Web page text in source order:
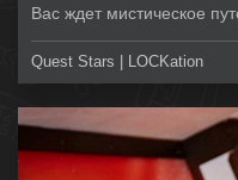
Вас ждет мистическое
Quest Stars | LOCKation